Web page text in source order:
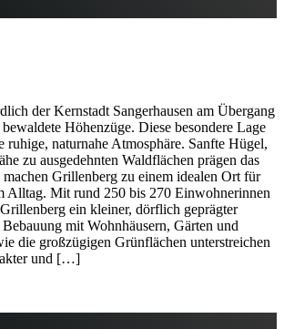
der Kernstadt Sangerhausen am Übergang
Höhenzüge. Diese besondere Lage
ruhige, naturnahe Atmosphäre. Sanfte Hügel,
zu ausgedehnten Waldflächen prägen das
Grillenberg zu einem idealen Ort für
Alltag. Mit rund 250 bis 270 Einwohnerinnen
ein kleiner, dörflich geprägter
mit Wohnhäusern, Gärten und
die großzügigen Grünflächen unterstreichen
und […]